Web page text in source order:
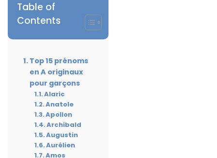
Table of
Contents
Top 15 prénoms
en A originaux
pour garçons
Alaric
Anatole
Apollon
Archibald
Augustin
Aurélien
Amos